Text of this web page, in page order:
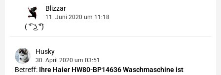
Blizzar
11. Juni 2020 um 11:18
( ͡° ͜ʖ ͡°)
Husky
30. April 2020 um 03:51
Betreff: Ihre Haier HW80-BP14636 Waschmaschine ist